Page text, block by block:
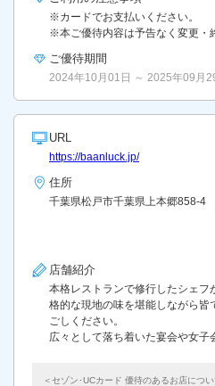
※カードでお支払いください。
※本ご優待内容は予告なく変更・
ご優待期間
2024年10月01日 ～ 2025年09月
URL
https://baanluck.jp/
住所
千葉県松戸市千葉県上本郷858-4
店舗紹介
本格レストランで修行したシェフ
格的な現地の味を堪能しながら皆
ごしください。
広々として落ち着いた宴会や女子
＜セゾン･UCカード 優待のあるお店につい